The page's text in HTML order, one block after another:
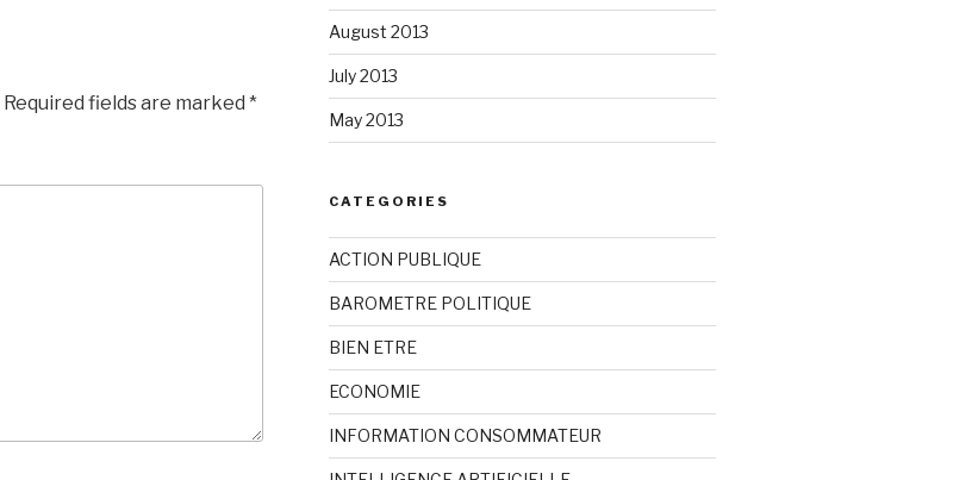
Required fields are marked *
August 2013
July 2013
May 2013
CATEGORIES
ACTION PUBLIQUE
BAROMETRE POLITIQUE
BIEN ETRE
ECONOMIE
INFORMATION CONSOMMATEUR